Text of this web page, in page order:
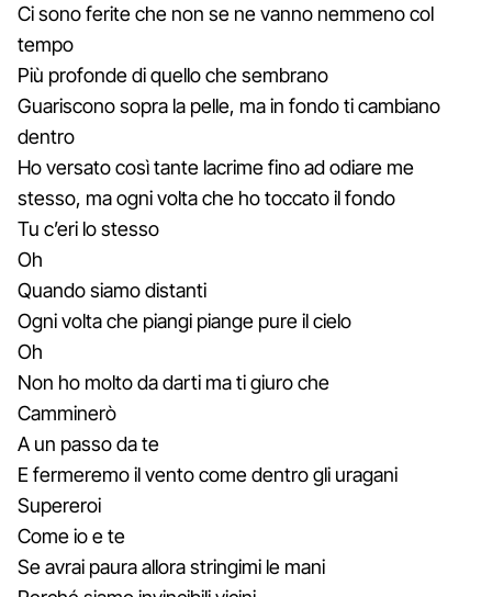
Ci sono ferite che non se ne vanno nemmeno col
tempo
Più profonde di quello che sembrano
Guariscono sopra la pelle, ma in fondo ti cambiano
dentro
Ho versato così tante lacrime fino ad odiare me
stesso, ma ogni volta che ho toccato il fondo
Tu c’eri lo stesso
Oh
Quando siamo distanti
Ogni volta che piangi piange pure il cielo
Oh
Non ho molto da darti ma ti giuro che
Camminerò
A un passo da te
E fermeremo il vento come dentro gli uragani
Supereroi
Come io e te
Se avrai paura allora stringimi le mani